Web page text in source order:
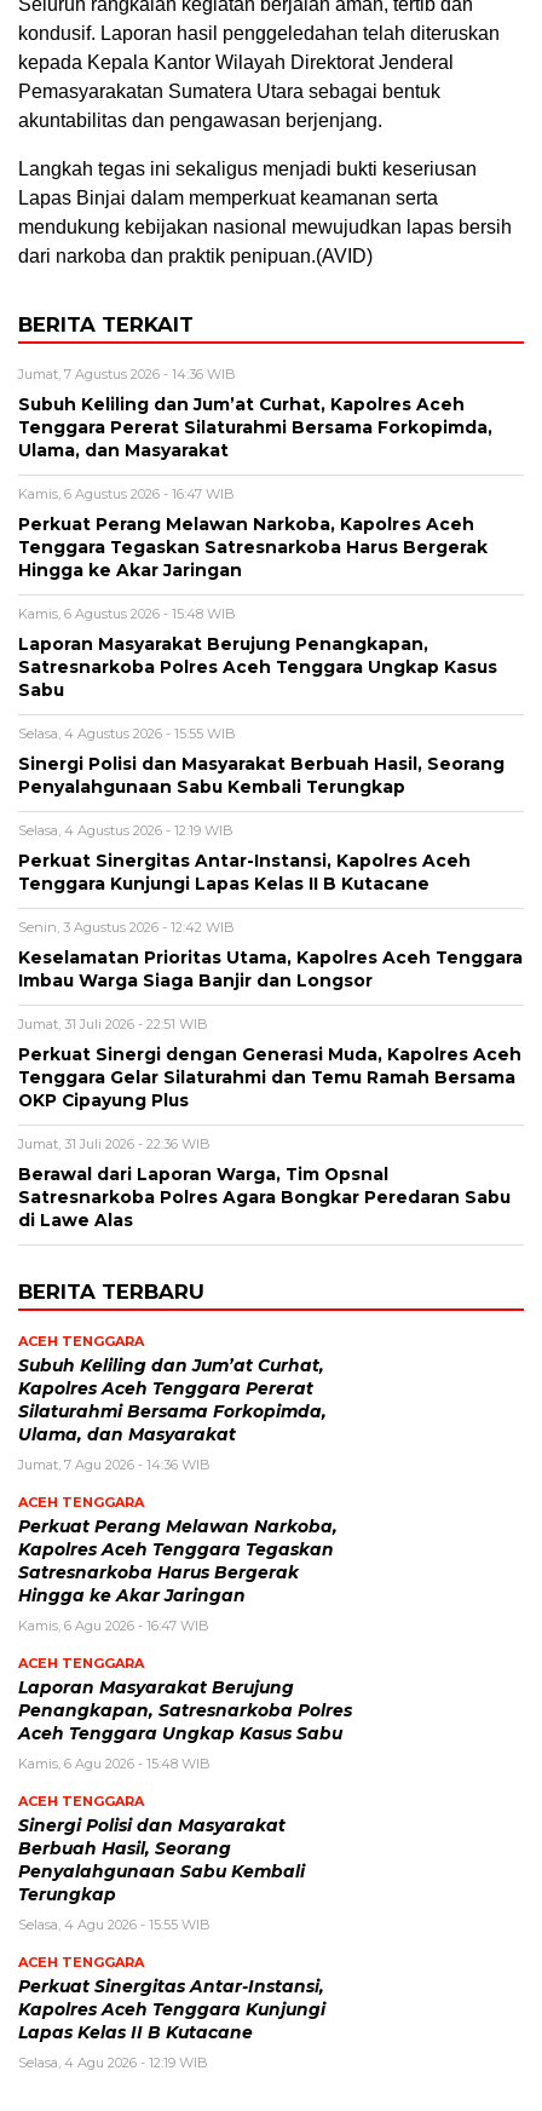
Seluruh rangkaian kegiatan berjalan aman, tertib dan
kondusif. Laporan hasil penggeledahan telah diteruskan
kepada Kepala Kantor Wilayah Direktorat Jenderal
Pemasyarakatan Sumatera Utara sebagai bentuk
akuntabilitas dan pengawasan berjenjang.
Langkah tegas ini sekaligus menjadi bukti keseriusan
Lapas Binjai dalam memperkuat keamanan serta
mendukung kebijakan nasional mewujudkan lapas bersih
dari narkoba dan praktik penipuan.(AVID)
BERITA TERKAIT
Jumat, 7 Agustus 2026 - 14:36 WIB
Subuh Keliling dan Jum’at Curhat, Kapolres Aceh
Tenggara Pererat Silaturahmi Bersama Forkopimda,
Ulama, dan Masyarakat
Kamis, 6 Agustus 2026 - 16:47 WIB
Perkuat Perang Melawan Narkoba, Kapolres Aceh
Tenggara Tegaskan Satresnarkoba Harus Bergerak
Hingga ke Akar Jaringan
Kamis, 6 Agustus 2026 - 15:48 WIB
Laporan Masyarakat Berujung Penangkapan,
Satresnarkoba Polres Aceh Tenggara Ungkap Kasus
Sabu
Selasa, 4 Agustus 2026 - 15:55 WIB
Sinergi Polisi dan Masyarakat Berbuah Hasil, Seorang
Penyalahgunaan Sabu Kembali Terungkap
Selasa, 4 Agustus 2026 - 12:19 WIB
Perkuat Sinergitas Antar-Instansi, Kapolres Aceh
Tenggara Kunjungi Lapas Kelas II B Kutacane
Senin, 3 Agustus 2026 - 12:42 WIB
Keselamatan Prioritas Utama, Kapolres Aceh Tenggara
Imbau Warga Siaga Banjir dan Longsor
Jumat, 31 Juli 2026 - 22:51 WIB
Perkuat Sinergi dengan Generasi Muda, Kapolres Aceh
Tenggara Gelar Silaturahmi dan Temu Ramah Bersama
OKP Cipayung Plus
Jumat, 31 Juli 2026 - 22:36 WIB
Berawal dari Laporan Warga, Tim Opsnal
Satresnarkoba Polres Agara Bongkar Peredaran Sabu
di Lawe Alas
BERITA TERBARU
ACEH TENGGARA
Subuh Keliling dan Jum’at Curhat,
Kapolres Aceh Tenggara Pererat
Silaturahmi Bersama Forkopimda,
Ulama, dan Masyarakat
Jumat, 7 Agu 2026 - 14:36 WIB
ACEH TENGGARA
Perkuat Perang Melawan Narkoba,
Kapolres Aceh Tenggara Tegaskan
Satresnarkoba Harus Bergerak
Hingga ke Akar Jaringan
Kamis, 6 Agu 2026 - 16:47 WIB
ACEH TENGGARA
Laporan Masyarakat Berujung
Penangkapan, Satresnarkoba Polres
Aceh Tenggara Ungkap Kasus Sabu
Kamis, 6 Agu 2026 - 15:48 WIB
ACEH TENGGARA
Sinergi Polisi dan Masyarakat
Berbuah Hasil, Seorang
Penyalahgunaan Sabu Kembali
Terungkap
Selasa, 4 Agu 2026 - 15:55 WIB
ACEH TENGGARA
Perkuat Sinergitas Antar-Instansi,
Kapolres Aceh Tenggara Kunjungi
Lapas Kelas II B Kutacane
Selasa, 4 Agu 2026 - 12:19 WIB